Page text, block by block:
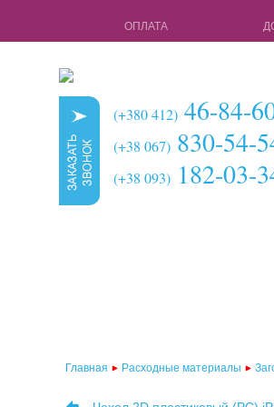
ОПЛАТА
(+380 412) 46-84-
(+38 067) 830-54-
(+38 093) 182-03-
Главная Расходные материалы